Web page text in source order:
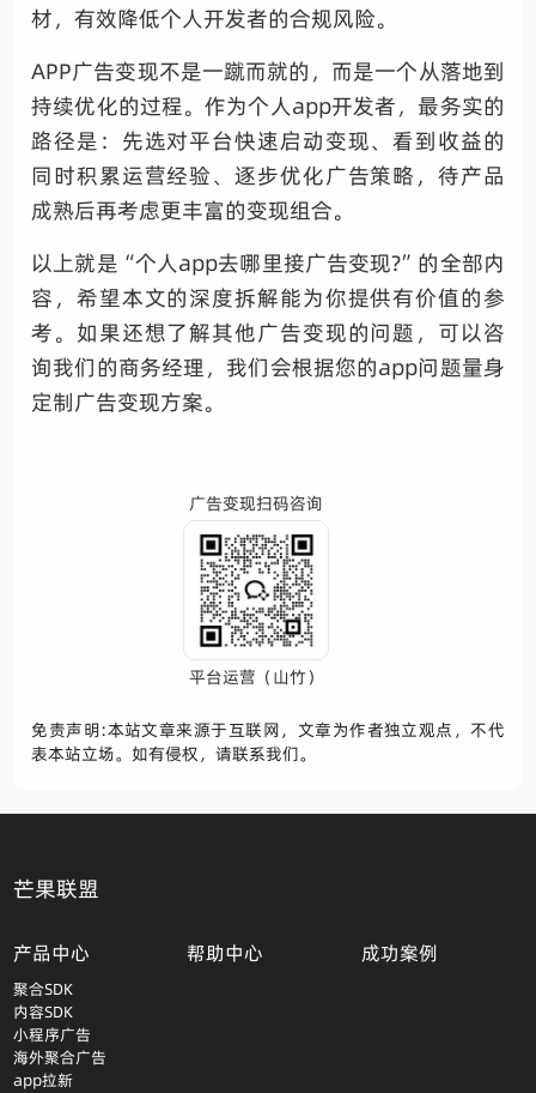
材，有效降低个人开发者的合规风险。
APP广告变现不是一蹴而就的，而是一个从落地到
持续优化的过程。作为个人app开发者，最务实的
路径是：先选对平台快速启动变现、看到收益的
同时积累运营经验、逐步优化广告策略，待产品
成熟后再考虑更丰富的变现组合。
以上就是“个人app去哪里接广告变现?”的全部内
容，希望本文的深度拆解能为你提供有价值的参
考。如果还想了解其他广告变现的问题，可以咨
询我们的商务经理，我们会根据您的app问题量身
定制广告变现方案。
广告变现扫码咨询
平台运营（山竹）
免责声明:本站文章来源于互联网，文章为作者独立观点，不代
表本站立场。如有侵权，请联系我们。
芒果联盟
产品中心
聚合SDK
内容SDK
小程序广告
海外聚合广告
app拉新
帮助中心 成功案例